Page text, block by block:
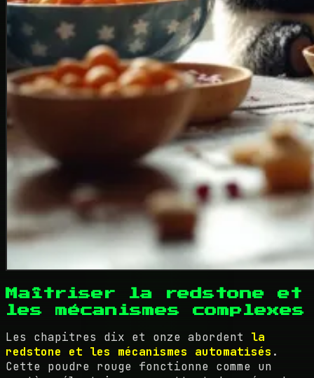
Maîtriser la redstone et
les mécanismes complexes
Les chapitres dix et onze abordent la
redstone et les mécanismes automatisés .
Cette poudre rouge fonctionne comme un